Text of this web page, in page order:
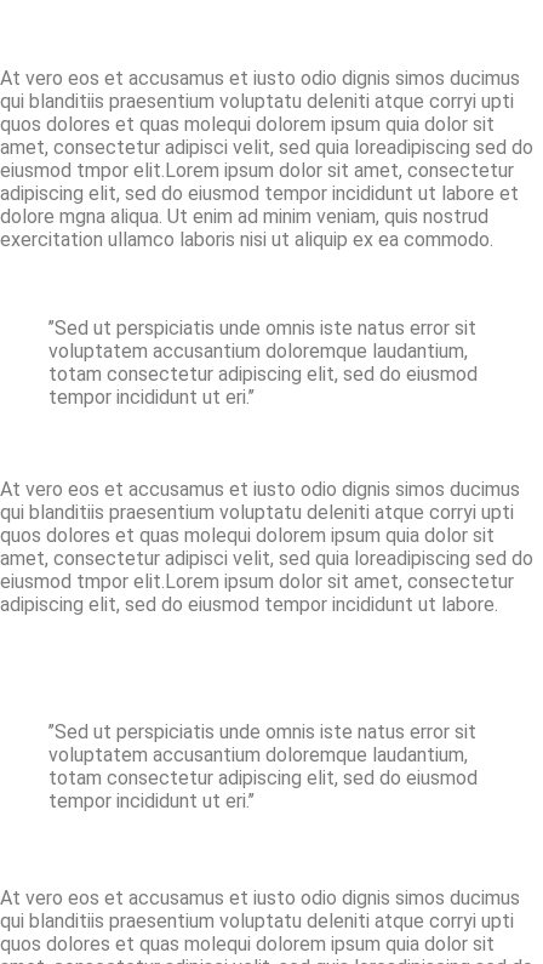
At vero eos et accusamus et iusto odio dignis simos ducimus
qui blanditiis praesentium voluptatu deleniti atque corryi upti
quos dolores et quas molequi dolorem ipsum quia dolor sit
amet, consectetur adipisci velit, sed quia loreadipiscing sed do
eiusmod tmpor elit.Lorem ipsum dolor sit amet, consectetur
adipiscing elit, sed do eiusmod tempor incididunt ut labore et
dolore mgna aliqua. Ut enim ad minim veniam, quis nostrud
exercitation ullamco laboris nisi ut aliquip ex ea commodo.
’’Sed ut perspiciatis unde omnis iste natus error sit
voluptatem accusantium doloremque laudantium,
totam consectetur adipiscing elit, sed do eiusmod
tempor incididunt ut eri.’’
At vero eos et accusamus et iusto odio dignis simos ducimus
qui blanditiis praesentium voluptatu deleniti atque corryi upti
quos dolores et quas molequi dolorem ipsum quia dolor sit
amet, consectetur adipisci velit, sed quia loreadipiscing sed do
eiusmod tmpor elit.Lorem ipsum dolor sit amet, consectetur
adipiscing elit, sed do eiusmod tempor incididunt ut labore.
’’Sed ut perspiciatis unde omnis iste natus error sit
voluptatem accusantium doloremque laudantium,
totam consectetur adipiscing elit, sed do eiusmod
tempor incididunt ut eri.’’
At vero eos et accusamus et iusto odio dignis simos ducimus
qui blanditiis praesentium voluptatu deleniti atque corryi upti
quos dolores et quas molequi dolorem ipsum quia dolor sit